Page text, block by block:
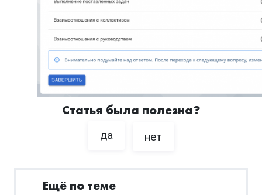
Статья была полезна?
да нет
Ещё по теме